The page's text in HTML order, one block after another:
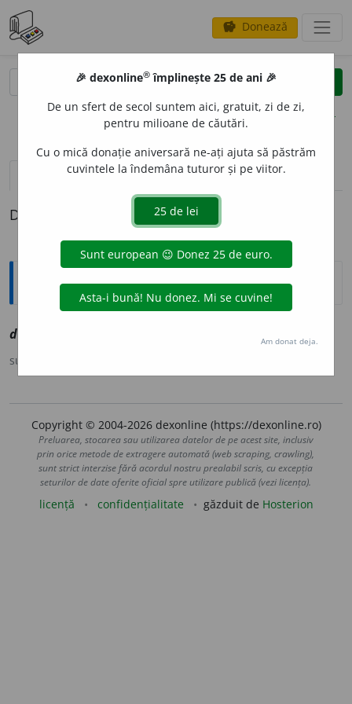
savings Donează
clear
opțiuni
definiții (1)
Definiția cu ID-ul 1061215:
Explicative DEX
despiedec
sursa:
Copyright © 2004-2026 dexonline (https://dexonline.ro)
Preluarea, stocarea sau utilizarea datelor de pe acest site, inclusiv
prin orice metode de extragere automată (web scraping, crawling),
sunt strict interzise fără acordul nostru prealabil scris, cu excepția
seturilor de date oferite oficial spre utilizare publică (vezi licența).
licență confidențialitate găzduit de Hosterion
🎉 dexonline® împlinește 25 de ani 🎉
De un sfert de secol suntem aici, gratuit, zi de zi,
pentru milioane de căutări.
Cu o mică donație aniversară ne-ați ajuta să păstrăm
cuvintele la îndemâna tuturor și pe viitor.
Am donat deja.